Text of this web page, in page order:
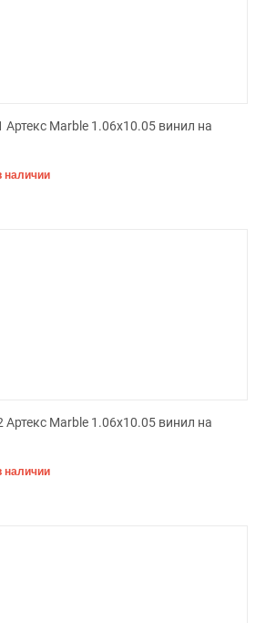
Marble 1.06x10.05 винил на
наличии
Marble 1.06x10.05 винил на
наличии